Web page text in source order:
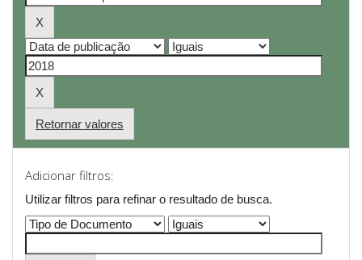
Retornar valores
Adicionar filtros:
Utilizar filtros para refinar o resultado de busca.